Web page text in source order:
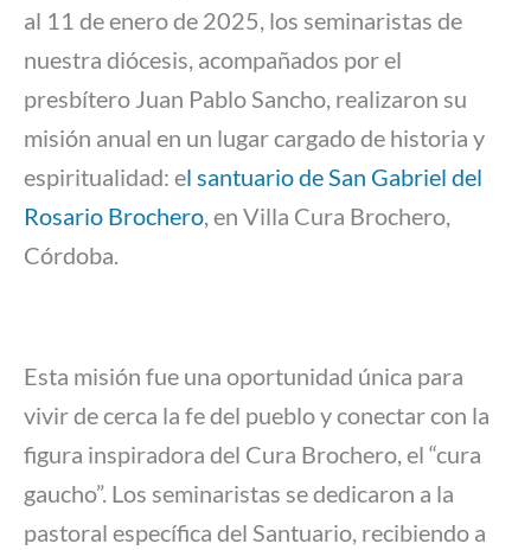
al 11 de enero de 2025, los seminaristas de
nuestra diócesis, acompañados por el
presbítero Juan Pablo Sancho, realizaron su
misión anual en un lugar cargado de historia y
espiritualidad: el santuario de San Gabriel del
Rosario Brochero, en Villa Cura Brochero,
Córdoba.
Esta misión fue una oportunidad única para
vivir de cerca la fe del pueblo y conectar con la
figura inspiradora del Cura Brochero, el “cura
gaucho”. Los seminaristas se dedicaron a la
pastoral específica del Santuario, recibiendo a